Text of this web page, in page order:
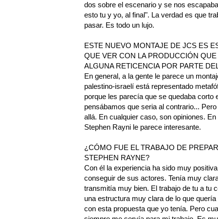
dos sobre el escenario y se nos
esto tu y yo, al final". La verdad es que
pasar. Es todo un lujo.
ESTE NUEVO MONTAJE DE JCS ES
QUE VER CON LA PRODUCCIÓN
ALGUNA RETICENCIA POR PARTE
En general, a la gente le parece un
palestino-israelí está representado
porque les parecía que se quedaba
pensábamos que seria al contrario...
allá. En cualquier caso, son opiniones.
Stephen Rayni le parece interesante.
¿CÓMO FUE EL TRABAJO DE
STEPHEN RAYNE?
Con él la experiencia ha sido muy
conseguir de sus actores. Tenía muy
transmitía muy bien. El trabajo de tu a tu
una estructura muy clara de lo que
con esta propuesta que yo tenía. Pero